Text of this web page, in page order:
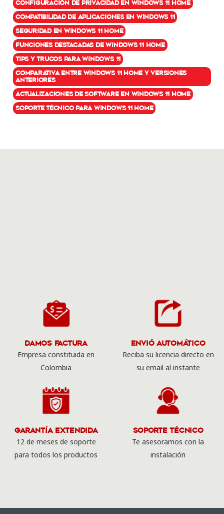
Configuración de privacidad en Windows 11 Home
Compatibilidad de aplicaciones en Windows 11
Seguridad en Windows 11 Home
Funciones destacadas de Windows 11 Home
Tips y trucos para Windows 11
Comparativa entre Windows 11 Home y versiones
anteriores
Actualizaciones de software en Windows 11 Home
Soporte técnico para Windows 11 Home
Damos Factura
Empresa constituida en
Colombia
Envió Automático
Reciba su licencia directo en
su email al instante
Garantía Extendida
12 de meses de soporte
para todos los productos
Soporte Técnico
Te asesoramos con la
instalación